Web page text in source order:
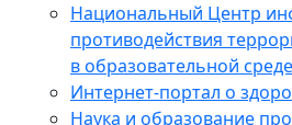
Национальный Центр
противодействия
в образовательной
Интернет-портал о
Наука и образование